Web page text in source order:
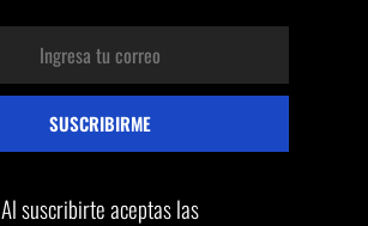
Al suscribirte aceptas las